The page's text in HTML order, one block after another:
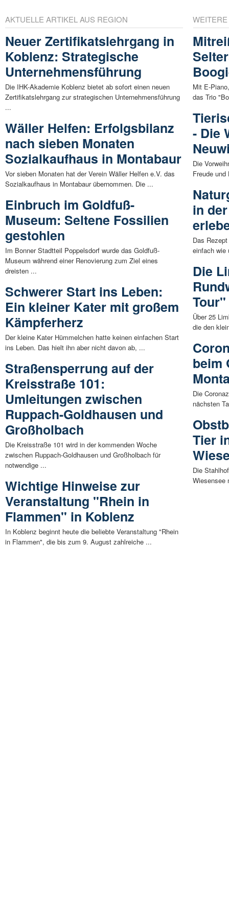
AKTUELLE ARTIKEL AUS REGION
Neuer Zertifikatslehrgang in
Koblenz: Strategische
Unternehmensführung
Die IHK-Akademie Koblenz bietet ab sofort einen neuen
Zertifikatslehrgang zur strategischen Unternehmensführung
...
Wäller Helfen: Erfolgsbilanz
nach sieben Monaten
Sozialkaufhaus in Montabaur
Vor sieben Monaten hat der Verein Wäller Helfen e.V. das
Sozialkaufhaus in Montabaur übernommen. Die ...
Einbruch im Goldfuß-
Museum: Seltene Fossilien
gestohlen
Im Bonner Stadtteil Poppelsdorf wurde das Goldfuß-
Museum während einer Renovierung zum Ziel eines
dreisten ...
Schwerer Start ins Leben:
Ein kleiner Kater mit großem
Kämpferherz
Der kleine Kater Hümmelchen hatte keinen einfachen Start
ins Leben. Das hielt ihn aber nicht davon ab, ...
Straßensperrung auf der
Kreisstraße 101:
Umleitungen zwischen
Ruppach-Goldhausen und
Großholbach
Die Kreisstraße 101 wird in der kommenden Woche
zwischen Ruppach-Goldhausen und Großholbach für
notwendige ...
Wichtige Hinweise zur
Veranstaltung "Rhein in
Flammen" in Koblenz
In Koblenz beginnt heute die beliebte Veranstaltung "Rhein
in Flammen", die bis zum 9. August zahlreiche ...
Mit E-
das Trio
- Die
Die
Freude
in
Das
einfach wie
Die
Tour"
Über 25
die den
beim
Die
nächsten
Tier
Die
Wiesensee